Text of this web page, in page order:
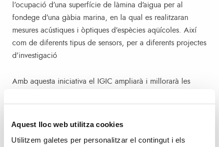
Aquest lloc web utilitza cookies
Utilitzem galetes per personalitzar el contingut i els
l’ocupació d’una superfície de làmina d’aigua per al
fondege d’una gàbia marina, en la qual es realitzaran
mesures acústiques i òptiques d’espècies aqüícoles. Així
com de diferents tipus de sensors, per a diferents projectes
d’investigació
Amb aquesta iniciativa el IGIC ampliarà i millorarà les
Fruiters 4 i 5, ocupant també el 6, 7 i 8. Aquestes
Marins entre l’Institut Espanyol d’Oceanografia i la UPV.